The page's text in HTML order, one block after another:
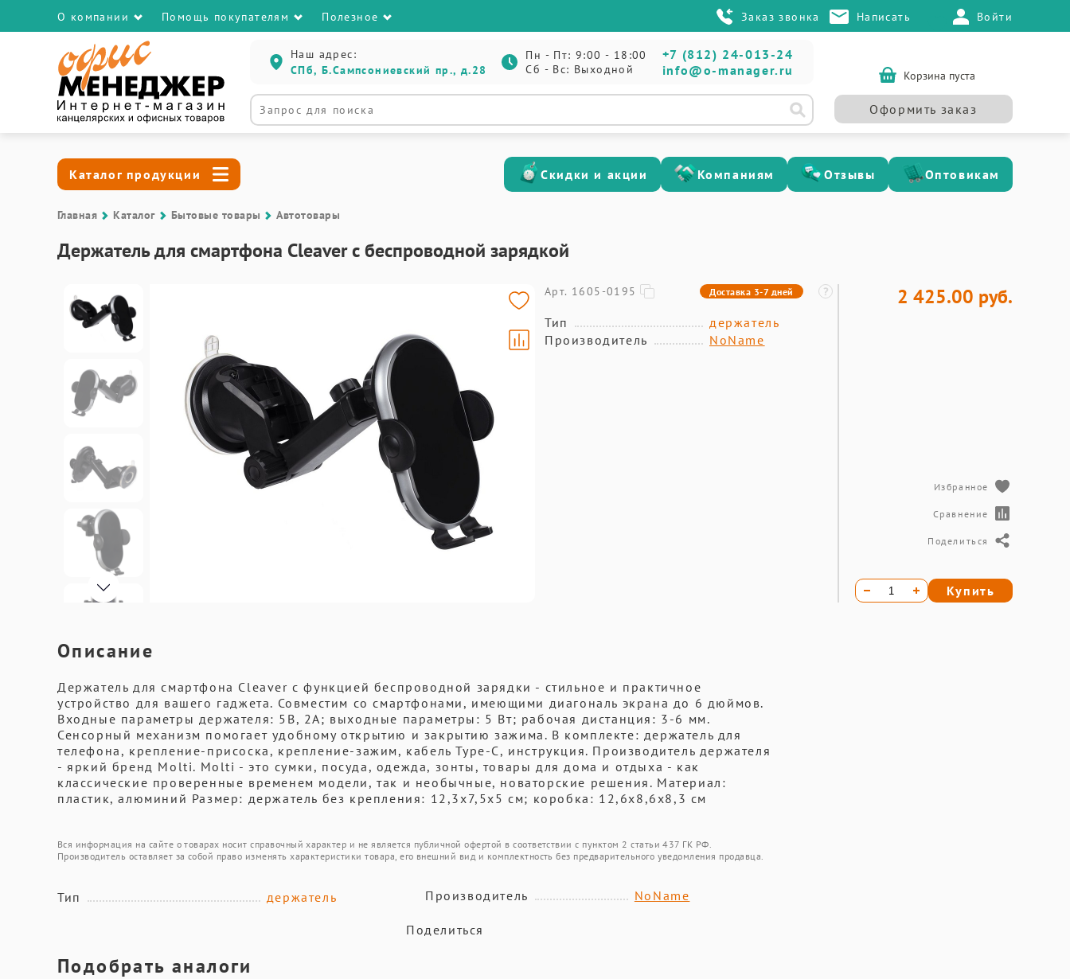
О компании Помощь покупателям Полезное Заказ звонка Написать Войти
Наш адрес:
СПб, Б.Сампсониевский пр., д.28
Пн - Пт: 9:00 - 18:00
Сб - Вс: Выходной
+7 (812) 24-013-24
info@o-manager.ru
Корзина пуста
Оформить заказ
Каталог продукции Скидки и акции Компаниям Отзывы Оптовикам
Главная Каталог Бытовые товары Автотовары
Держатель для смартфона Cleaver с беспроводной зарядкой
Арт. 1605-0195 Доставка 3-7 дней
Тип
держатель
Производитель
NoName
Описание
Держатель для смартфона Cleaver с функцией беспроводной зарядки - стильное и практичное
устройство для вашего гаджета. Совместим со смартфонами, имеющими диагональ экрана до 6 дюймов.
Входные параметры держателя: 5B, 2A; выходные параметры: 5 Вт; рабочая дистанция: 3-6 мм.
Сенсорный механизм помогает удобному открытию и закрытию зажима. В комплекте: держатель для
телефона, крепление-присоска, крепление-зажим, кабель Type-С, инструкция. Производитель держателя
- яркий бренд Molti. Molti - это сумки, посуда, одежда, зонты, товары для дома и отдыха - как
классические проверенные временем модели, так и необычные, новаторские решения. Материал:
пластик, алюминий Размер: держатель без крепления: 12,3х7,5х5 см; коробка: 12,6х8,6х8,3 см
Вся информация на сайте о товарах носит справочный характер и не является публичной офертой в соответствии с пунктом 2 статьи 437 ГК РФ.
Производитель оставляет за собой право изменять характеристики товара, его внешний вид и комплектность без предварительного уведомления продавца.
Тип держатель Производитель NoName
Поделиться
Подобрать аналоги
2 425.00 руб.
Избранное
Сравнение
Поделиться
Купить